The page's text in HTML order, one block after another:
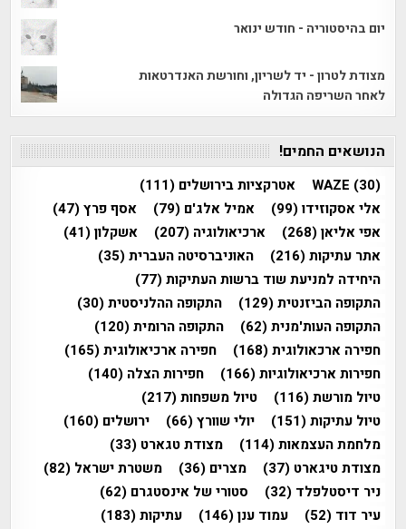
יום בהיסטוריה - חודש ינואר
מצודת לטרון - יד לשריון, וחורשת האנדרטאות
לאחר השריפה הגדולה
הנושאים החמים!
WAZE (30) אטרקציות בירושלים (111)
אלי אסקוזידו(99) אמיל אלג'ם (79) אסף פרץ(47)
אפי אליאן(268) ארכיאולוגיה (207) אשקלון(41)
אתר עתיקות(216) האוניברסיטה העברית(35)
היחידה למניעת שוד ברשות העתיקות(77)
התקופה הביזנטית(129) התקופה ההלניסטית(30)
התקופה העות'מנית(62) התקופה הרומית(120)
חפירה ארכאולוגית(168) חפירה ארכיאולוגית(165)
חפירות ארכיאולוגיות(166) חפירות הצלה (140)
טיול מורשת(116) טיול משפחות(217)
טיול עתיקות(151) יולי שוורץ(66) ירושלים (160)
מלחמת העצמאות(114) מצודת טגארט (33)
מצודת טיגארט (37) מצרים (36) משטרת ישראל (82)
ניר דיסטלפלד (32) סטורי של אינסטגרם (62)
עיר דוד (52) עמוד ענן(146) עתיקות(183)